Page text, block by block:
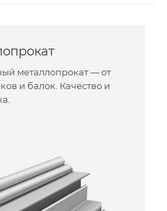
металлопрокат — от
и балок. Качество и